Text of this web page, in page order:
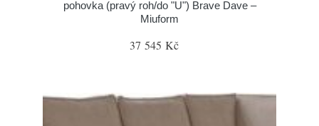
pohovka (pravý roh/do "U") Brave Dave –
Miuform
37 545 Kč